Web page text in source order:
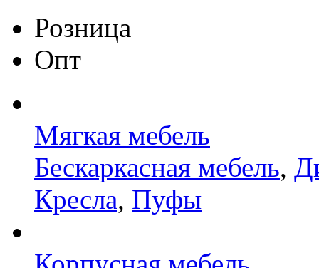
Розница
Опт
Мягкая мебель
Бескаркасная мебель,
Кресла, Пуфы